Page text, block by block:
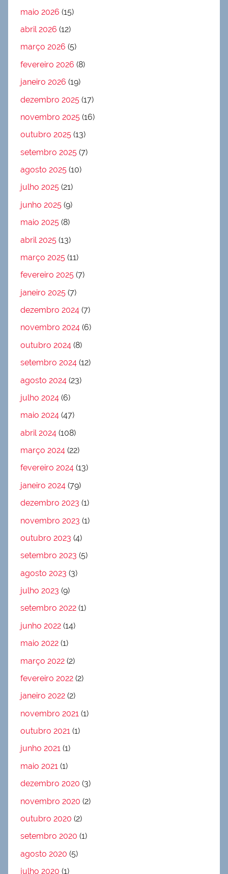
maio 2026 (15)
abril 2026 (12)
março 2026 (5)
fevereiro 2026 (8)
janeiro 2026 (19)
dezembro 2025 (17)
novembro 2025 (16)
outubro 2025 (13)
setembro 2025 (7)
agosto 2025 (10)
julho 2025 (21)
junho 2025 (9)
maio 2025 (8)
abril 2025 (13)
março 2025 (11)
fevereiro 2025 (7)
janeiro 2025 (7)
dezembro 2024 (7)
novembro 2024 (6)
outubro 2024 (8)
setembro 2024 (12)
agosto 2024 (23)
julho 2024 (6)
maio 2024 (47)
abril 2024 (108)
março 2024 (22)
fevereiro 2024 (13)
janeiro 2024 (79)
dezembro 2023 (1)
novembro 2023 (1)
outubro 2023 (4)
setembro 2023 (5)
agosto 2023 (3)
julho 2023 (9)
setembro 2022 (1)
junho 2022 (14)
maio 2022 (1)
março 2022 (2)
fevereiro 2022 (2)
janeiro 2022 (2)
novembro 2021 (1)
outubro 2021 (1)
junho 2021 (1)
maio 2021 (1)
dezembro 2020 (3)
novembro 2020 (2)
outubro 2020 (2)
setembro 2020 (1)
agosto 2020 (5)
julho 2020 (1)